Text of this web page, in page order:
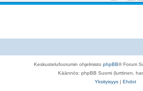
Keskustelufoorumin ohjelmisto phpBB® Forum
Käännös: phpBB Suomi (lurttinen,
Yksityisyys | Ehdot